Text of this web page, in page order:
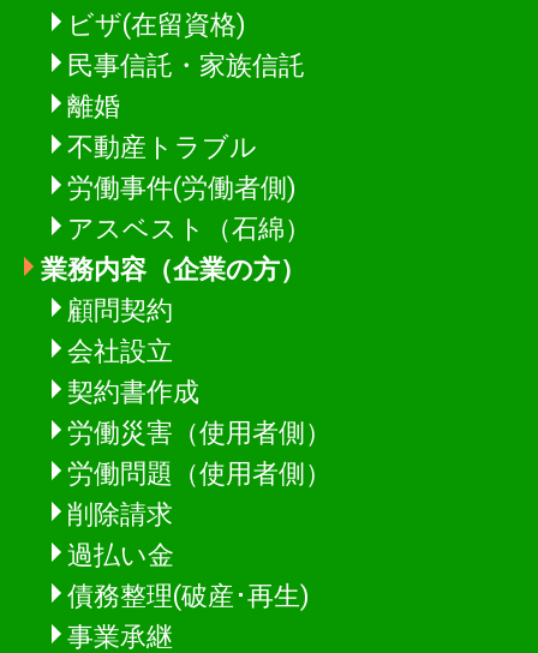
ビザ(在留資格)
民事信託・家族信託
離婚
不動産トラブル
労働事件(労働者側)
アスベスト（石綿）
業務内容（企業の方）
顧問契約
会社設立
契約書作成
労働災害（使用者側）
労働問題（使用者側）
削除請求
過払い金
債務整理(破産･再生)
事業承継